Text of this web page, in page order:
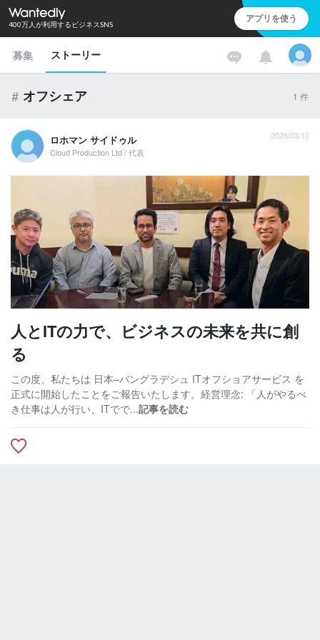
400万人が利用するビジネスSNS アプリを使う
募集 ストーリー
# オフシェア 1 件
ロホマン サイドゥル
Cloud Production Ltd / 代表
2026/03/10
人とITの力で、ビジネスの未来を共に創
る
この度、私たちは 日本–バングラデシュ ITオフショアサービス を
正式に開始したことをご報告いたします。経営理念: 「人がやるべ
き仕事は人が行い、ITでで...記事を読む